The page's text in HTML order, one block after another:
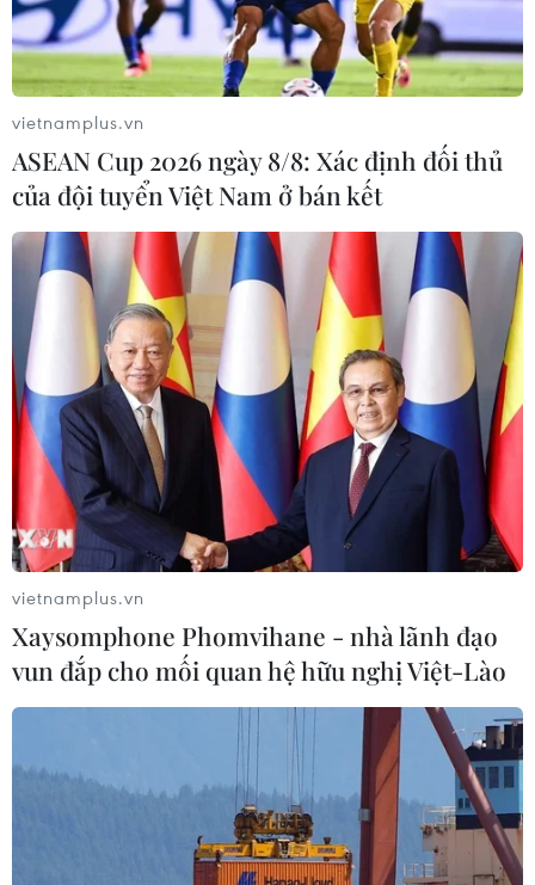
vietnamplus.vn
ASEAN Cup 2026 ngày 8/8: Xác định đối thủ
của đội tuyển Việt Nam ở bán kết
vietnamplus.vn
Xaysomphone Phomvihane - nhà lãnh đạo
vun đắp cho mối quan hệ hữu nghị Việt-Lào